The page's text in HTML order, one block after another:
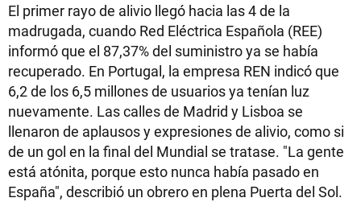
El primer rayo de alivio llegó hacia las 4 de la
madrugada, cuando Red Eléctrica Española (REE)
informó que el 87,37% del suministro ya se había
recuperado. En Portugal, la empresa REN indicó que
6,2 de los 6,5 millones de usuarios ya tenían luz
nuevamente. Las calles de Madrid y Lisboa se
llenaron de aplausos y expresiones de alivio, como si
de un gol en la final del Mundial se tratase. "La gente
está atónita, porque esto nunca había pasado en
España", describió un obrero en plena Puerta del Sol.